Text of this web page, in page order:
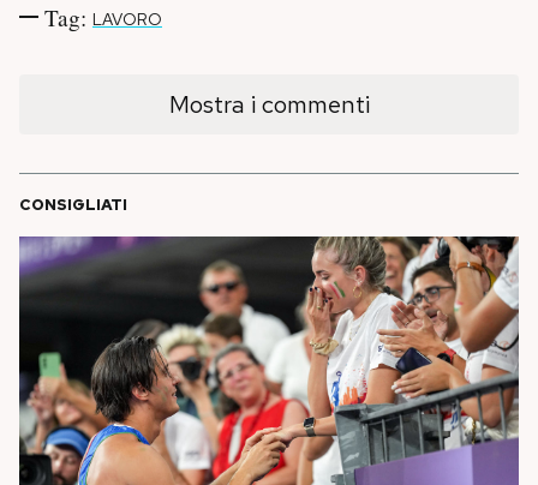
Tag: LAVORO
Mostra i commenti
CONSIGLIATI